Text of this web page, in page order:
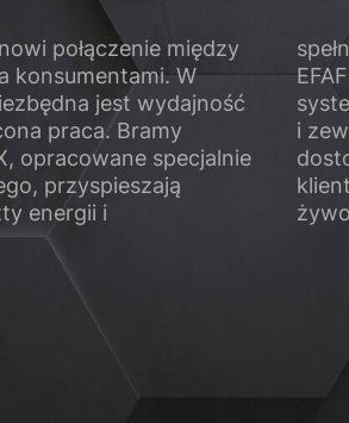
połączenie między
konsumentami. W
jest wydajność
praca. Bramy
opracowane specjalnie
przyspieszają
energii i
i
o plikach cookie
domyślnie blokowane. Jeśli pliki cookie
już ręcznej zgody.
o plikach cookie
Polityka